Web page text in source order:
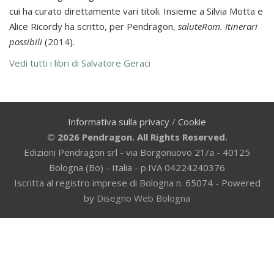
cui ha curato direttamente vari titoli. Insieme a Silvia Motta e
Alice Ricordy ha scritto, per Pendragon, saluteRom. Itinerari
possibili (2014).
Vedi tutti i libri di Salvatore Geraci
Informativa sulla privacy / Cookie
© 2026 Pendragon. All Rights Reserved.
Edizioni Pendragon srl - via Borgonuovo 21/a - 40125
Bologna (Bo) - Italia - p.IVA 04224240376
Iscritta al registro imprese di Bologna n. 65074 - Powered
by Disegno Web Bologna